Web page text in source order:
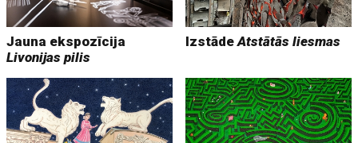
Jauna ekspozīcija
Livonijas pilis
IzstādeAtstātās liesmas